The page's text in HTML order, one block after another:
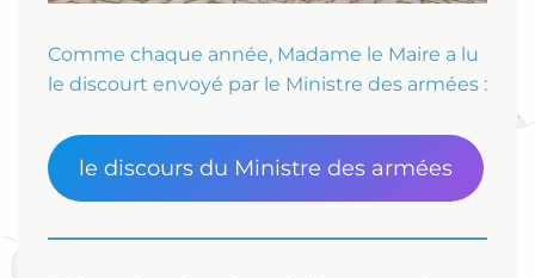
Comme chaque année, Madame le Maire a lu
le discourt envoyé par le Ministre des armées :
le discours du Ministre des armées